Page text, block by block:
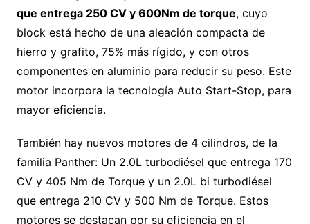
que entrega 250 CV y 600Nm de torque, cuyo
block está hecho de una aleación compacta de
hierro y grafito, 75% más rígido, y con otros
componentes en aluminio para reducir su peso. Este
motor incorpora la tecnología Auto Start-Stop, para
mayor eficiencia.
También hay nuevos motores de 4 cilindros, de la
familia Panther: Un 2.0L turbodiésel que entrega 170
CV y 405 Nm de Torque y un 2.0L bi turbodiésel
que entrega 210 CV y 500 Nm de Torque. Estos
motores se destacan por su eficiencia en el